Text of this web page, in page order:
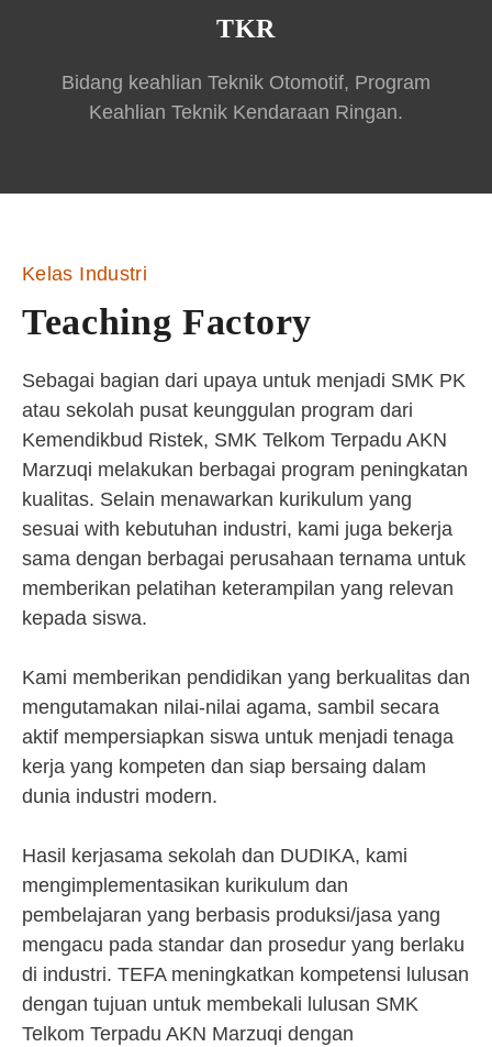
TKR
Bidang keahlian Teknik Otomotif, Program
Keahlian Teknik Kendaraan Ringan.
Kelas Industri
Teaching Factory
Sebagai bagian dari upaya untuk menjadi SMK PK
atau sekolah pusat keunggulan program dari
Kemendikbud Ristek, SMK Telkom Terpadu AKN
Marzuqi melakukan berbagai program peningkatan
kualitas. Selain menawarkan kurikulum yang
sesuai with kebutuhan industri, kami juga bekerja
sama dengan berbagai perusahaan ternama untuk
memberikan pelatihan keterampilan yang relevan
kepada siswa.
Kami memberikan pendidikan yang berkualitas dan
mengutamakan nilai-nilai agama, sambil secara
aktif mempersiapkan siswa untuk menjadi tenaga
kerja yang kompeten dan siap bersaing dalam
dunia industri modern.
Hasil kerjasama sekolah dan DUDIKA, kami
mengimplementasikan kurikulum dan
pembelajaran yang berbasis produksi/jasa yang
mengacu pada standar dan prosedur yang berlaku
di industri. TEFA meningkatkan kompetensi lulusan
dengan tujuan untuk membekali lulusan SMK
Telkom Terpadu AKN Marzuqi dengan